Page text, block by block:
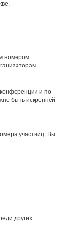
номером
и по
быть искренней
участниц. Вы
других